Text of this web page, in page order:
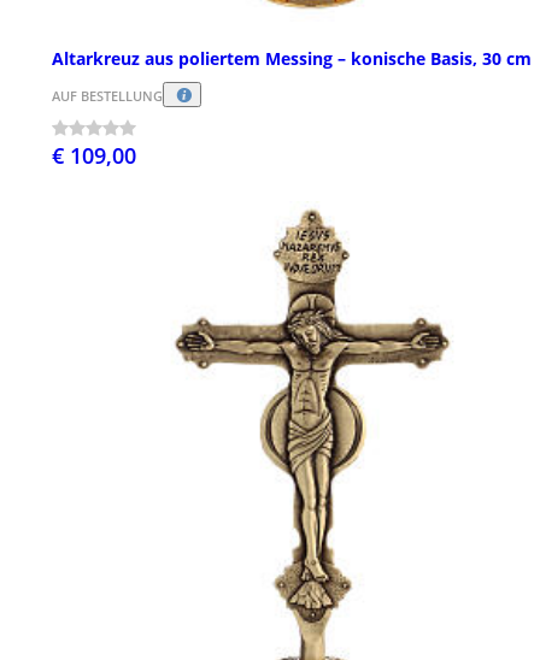
Altarkreuz aus poliertem Messing – konische Basis, 30 cm
AUF BESTELLUNG
€ 109,00